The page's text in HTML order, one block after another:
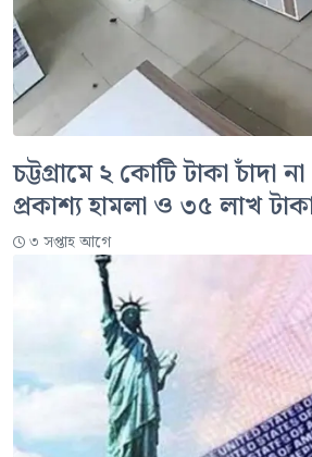
চট্টগ্রামে ২ কোটি টাকা চাঁদা
প্রকাশ্য হামলা ও ৩৫ লাখ
৩ সপ্তাহ আগে